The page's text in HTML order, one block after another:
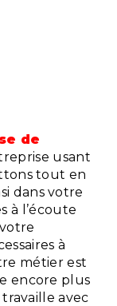
de
usant
tout en
dans votre
à l’écoute
à
métier est
encore plus
avec